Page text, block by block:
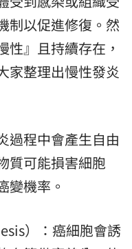
制以促進修復。然
性』且持續存在，
家整理出慢性發炎
過程中會產生自由
質可能損害細胞
變機率。
）：癌細胞會誘